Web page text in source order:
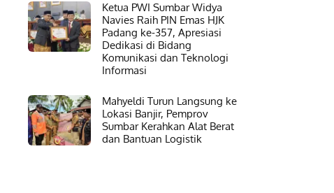
Ketua PWI Sumbar Widya
Navies Raih PIN Emas HJK
Padang ke-357, Apresiasi
Dedikasi di Bidang
Komunikasi dan Teknologi
Informasi
Mahyeldi Turun Langsung ke
Lokasi Banjir, Pemprov
Sumbar Kerahkan Alat Berat
dan Bantuan Logistik